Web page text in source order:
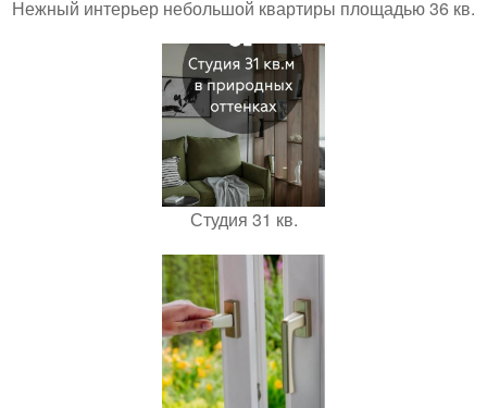
Нежный интерьер небольшой квартиры площадью 36 кв.
Студия 31 кв.